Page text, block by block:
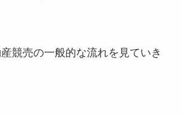
競売の一般的な流れを見ていき